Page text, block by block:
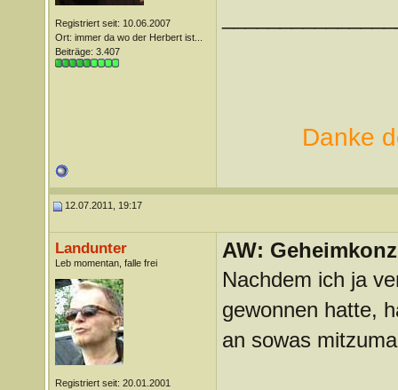
Registriert seit: 10.06.2007
Ort: immer da wo der Herbert ist...
Beiträge: 3.407
Danke
12.07.2011, 19:17
Landunter
Leb momentan, falle frei
Registriert seit: 20.01.2001
AW:
Nachdem ich ja
gewonnen hatte,
an sowas